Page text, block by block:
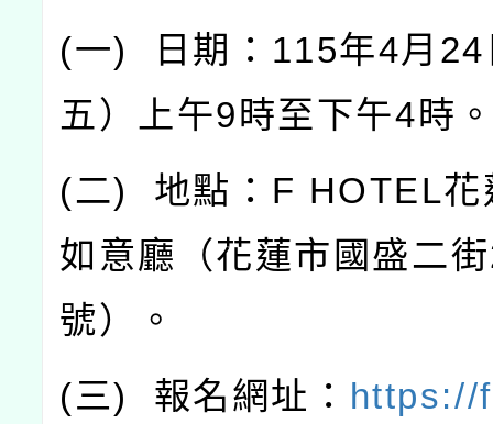
(一) 日期： 115年4月 24
五）上午9 時至下午4時
(二) 地點： F HOTEL花
如意廳（花蓮市國盛二街
號）。
(三) 報名網址： https://